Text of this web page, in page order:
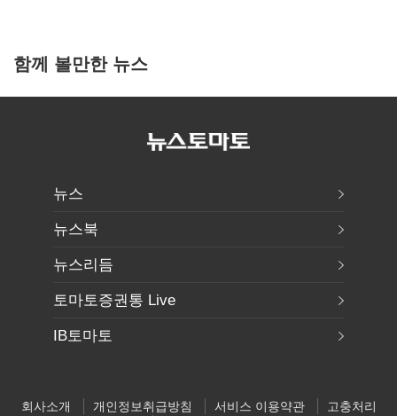
함께 볼만한 뉴스
뉴스
뉴스북
뉴스리듬
토마토증권통 Live
IB토마토
회사소개 개인정보취급방침 서비스 이용약관 고충처리